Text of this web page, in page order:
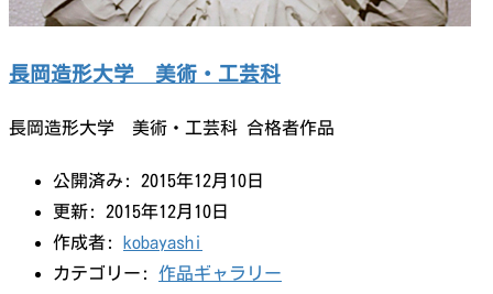
長岡造形大学 美術・工芸科
長岡造形大学 美術・工芸科 合格者作品
公開済み: 2015年12月10日
更新: 2015年12月10日
作成者:
kobayashi
カテゴリー: 作品ギャラリー